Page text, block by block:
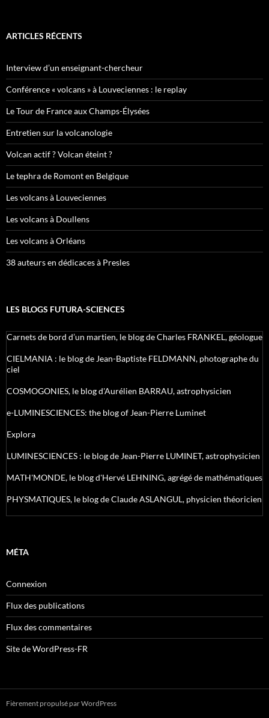
ARTICLES RÉCENTS
Interview d’un enseignant-chercheur
Conférence « volcans » à Louveciennes : le replay
Le Tour de France aux Champs-Élysées
Entretien sur la volcanologie
Volcan actif ? Volcan éteint ?
Le tephra de Romont en Belgique
Les volcans à Louveciennes
Les volcans à Doullens
Les volcans à Orléans
38 auteurs en dédicaces à Presles
LES BLOGS FUTURA-SCIENCES
Carnets de bord d’un martien, le blog de Charles FRANKEL, géologue
CIELMANIA : le blog de Jean-Baptiste FELDMANN, photographe du
ciel
COSMOGONIES, le blog d'Aurélien BARRAU, astrophysicien
e-LUMINESCIENCES: the blog of Jean-Pierre Luminet
Explora
LUMINESCIENCES : le blog de Jean-Pierre LUMINET, astrophysicien
MATH'MONDE, le blog d'Hervé LEHNING, agrégé de mathématiques
PHYSMATIQUES, le blog de Claude ASLANGUL, physicien théoricien
MÉTA
Connexion
Flux des publications
Flux des commentaires
Site de WordPress-FR
Fièrement propulsé par WordPress